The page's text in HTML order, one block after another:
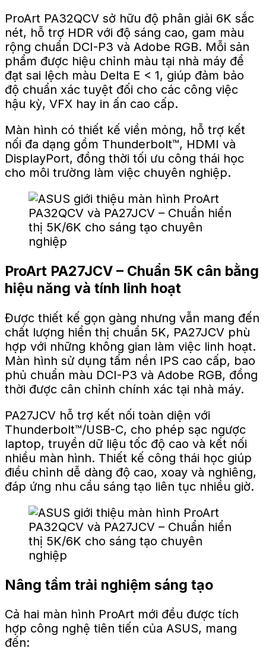
ProArt PA32QCV sở hữu độ phân giải 6K sắc
nét, hỗ trợ HDR với độ sáng cao, gam màu
rộng chuẩn DCI-P3 và Adobe RGB. Mỗi sản
phẩm được hiệu chỉnh màu tại nhà máy để
đạt sai lệch màu Delta E < 1, giúp đảm bảo
độ chuẩn xác tuyệt đối cho các công việc
hậu kỳ, VFX hay in ấn cao cấp.
Màn hình có thiết kế viền mỏng, hỗ trợ kết
nối đa dạng gồm Thunderbolt™, HDMI và
DisplayPort, đồng thời tối ưu công thái học
cho môi trường làm việc chuyên nghiệp.
ProArt PA27JCV – Chuẩn 5K cân bằng
hiệu năng và tính linh hoạt
Được thiết kế gọn gàng nhưng vẫn mang đến
chất lượng hiển thị chuẩn 5K, PA27JCV phù
hợp với những không gian làm việc linh hoạt.
Màn hình sử dụng tấm nền IPS cao cấp, bao
phủ chuẩn màu DCI-P3 và Adobe RGB, đồng
thời được cân chỉnh chính xác tại nhà máy.
PA27JCV hỗ trợ kết nối toàn diện với
Thunderbolt™/USB-C, cho phép sạc ngược
laptop, truyền dữ liệu tốc độ cao và kết nối
nhiều màn hình. Thiết kế công thái học giúp
điều chỉnh dễ dàng độ cao, xoay và nghiêng,
đáp ứng nhu cầu sáng tạo liên tục nhiều giờ.
Nâng tầm trải nghiệm sáng tạo
Cả hai màn hình ProArt mới đều được tích
hợp công nghệ tiên tiến của ASUS, mang
đến: